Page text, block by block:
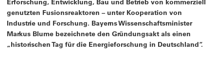
genutzten Fusionsreaktoren – unter Kooperation von
Industrie und Forschung. Bayerns Wissenschaftsminister
Markus Blume bezeichnete den Gründungsakt als einen
„historischen Tag für die Energieforschung in Deutschland“.